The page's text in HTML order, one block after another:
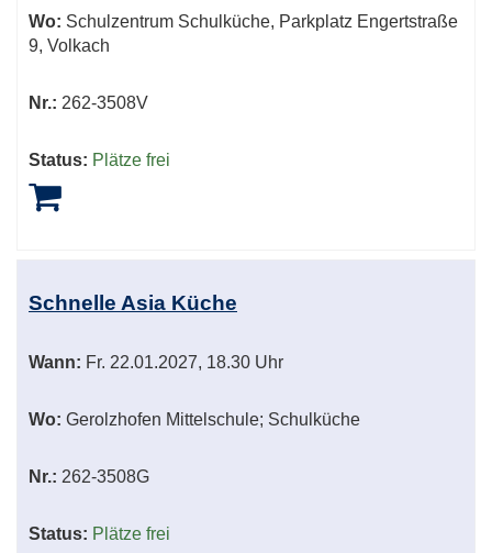
Wo: Schulzentrum Schulküche, Parkplatz Engertstraße
9, Volkach
Nr.: 262-3508V
Status: Plätze frei
Schnelle Asia Küche
Wann: Fr. 22.01.2027, 18.30 Uhr
Wo: Gerolzhofen Mittelschule; Schulküche
Nr.: 262-3508G
Status: Plätze frei